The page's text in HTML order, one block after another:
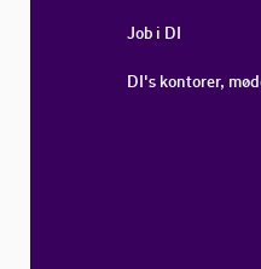
Job i DI
DI's kontorer,